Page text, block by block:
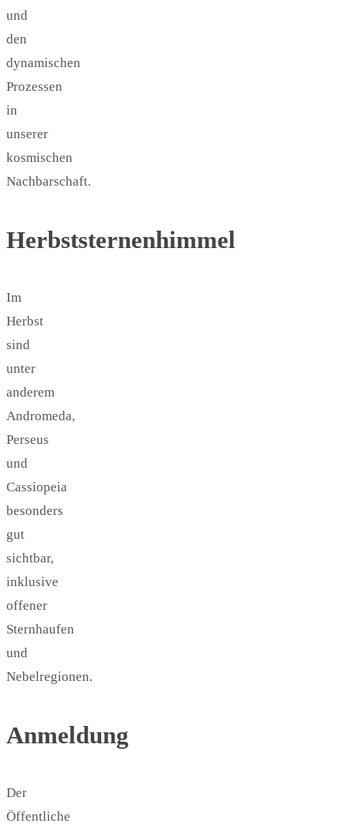
und
den
dynamischen
Prozessen
in
unserer
kosmischen
Nachbarschaft.
Herbststernenhimmel
Im
Herbst
sind
unter
anderem
Andromeda,
Perseus
und
Cassiopeia
besonders
gut
sichtbar,
inklusive
offener
Sternhaufen
und
Nebelregionen.
Anmeldung
Der
Öffentliche